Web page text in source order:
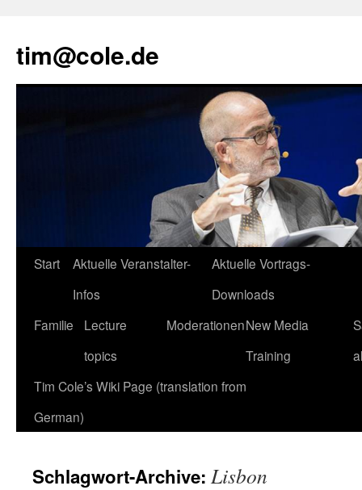
tim@cole.de
Start
Aktuelle Veranstalter-
Infos
Aktuelle Vortrags-
Downloads
Familie
Lecture
topics
ModerationenNew Media
Training
Tim Cole’s Wiki Page (translation from
German)
Schlagwort-Archive: Lisbon